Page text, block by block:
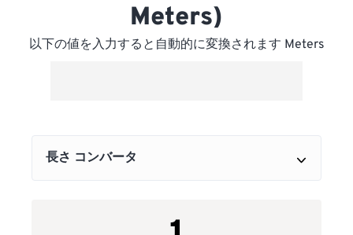
Meters)
以下の値を入力すると自動的に変換されます Meters